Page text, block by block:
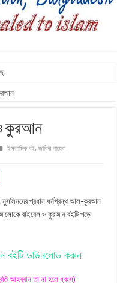
ও কুরআন
ইসলামিক বই,জাকির নায়েক
মুসলিমদের প্রধান ধর্মগ্রন্থ আল-কুরআন
আলোকে বাইবেল ও কুরআন বইটি পড়ে
বইটি ডাউনলোড করুন
আহব্বান তা না হলে ধ্বংস)